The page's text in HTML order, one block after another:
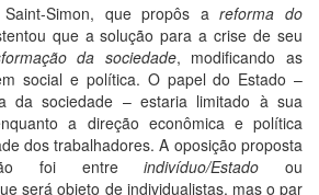
Simon, que propôs areforma do
que a solução para a crise de seu
da sociedade, modificando as
social e política. O papel do Estado –
da sociedade – estaria limitado à sua
a direção econômica e política
dos trabalhadores. A oposição proposta
foi entreindivíduo/Estado ou
será objeto de individualistas, mas o par